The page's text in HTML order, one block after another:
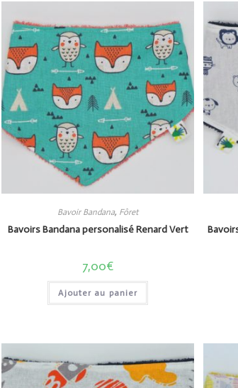
Bavoir Bandana, Fôret
Bavoirs Bandana personalisé Renard Vert
7,00€
Ajouter au panier